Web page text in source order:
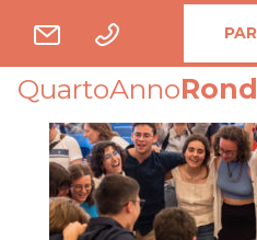
QuartoAnno